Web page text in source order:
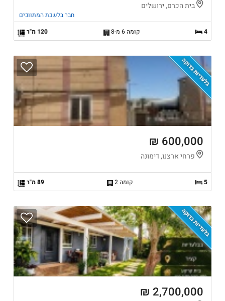
בית הכרם, ירושלים
חבר בלשכת המתווכים
4
קומה 6 מ-8 120 מ"ר
בלעדיות בדוקה
600,000 ₪
פרחי ארצנו, דימונה
5 קומה 2 89 מ"ר
בלעדיות בדוקה
2,700,000 ₪